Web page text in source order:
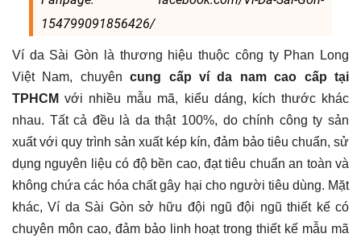
154799091856426/
Ví da Sài Gòn là thương hiệu thuộc công ty Phan Long
Việt Nam, chuyêncung cấp ví da nam cao cấp tại
TPHCMvới nhiều mẫu mã, kiểu dáng, kích thước khác
nhau. Tất cả đều là da thật 100%, do chính công ty sản
xuất với quy trình sản xuất kép kín, đảm bảo tiêu chuẩn, sử
dụng nguyên liệu có độ bền cao, đạt tiêu chuẩn an toàn và
không chứa các hóa chất gây hại cho người tiêu dùng. Mặt
khác, Ví da Sài Gòn sở hữu đội ngũ đội ngũ thiết kế có
chuyên môn cao, đảm bảo linh hoạt trong thiết kế mẫu mã